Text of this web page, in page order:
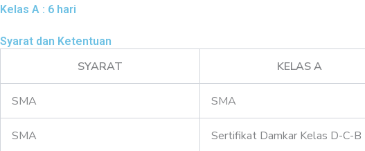
Kelas A : 6 hari
Syarat dan Ketentuan
SYARAT KELAS A
SMA SMA
SMA Sertifikat Damkar Kelas D-C-B